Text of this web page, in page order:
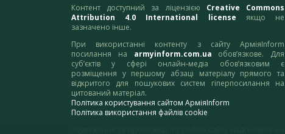
Контент доступний за ліцензією Creative Commons
Attribution 4.0 International license якщо не
зазначено інше.
При використанні контенту з сайту АрміяInform
посилання на armyinform.com.ua обов’язкове. Для
суб’єктів у сфері онлайн-медіа обов’язковим є
розміщення у першому абзаці матеріалу прямого та
відкритого для пошукових систем гіперпосилання на
цитований матеріал.
Політика користування сайтом АрміяInform
Політика використання файлів cookie